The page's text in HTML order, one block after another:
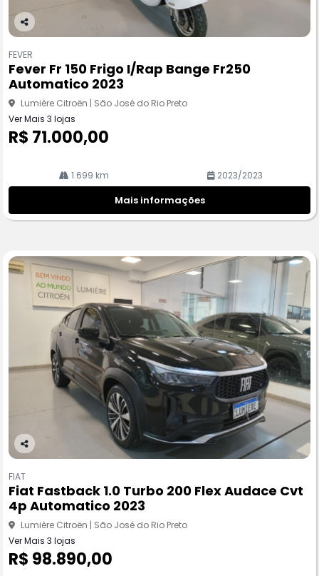
Co
pa
rtil
he
FEVER
Fever Fr 150 Frigo I/rap Bange Fr250
Automatico 2023
Lumière Citroën | São José do Rio Preto
Ver Mais 3 lojas
R$ 71.000,00
1.699 km 2023/2023
Mais informações
Co
pa
rtil
he
FIAT
Fiat Fastback 1.0 Turbo 200 Flex Audace Cvt
4p Automatico 2023
Lumière Citroën | São José do Rio Preto
Ver Mais 3 lojas
R$ 98.890,00